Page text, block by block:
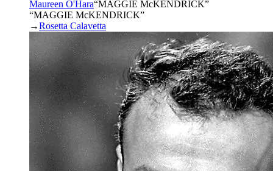
Maureen O'Hara“MAGGIE McKENDRICK”
“MAGGIE McKENDRICK”
→Rosetta Calavetta